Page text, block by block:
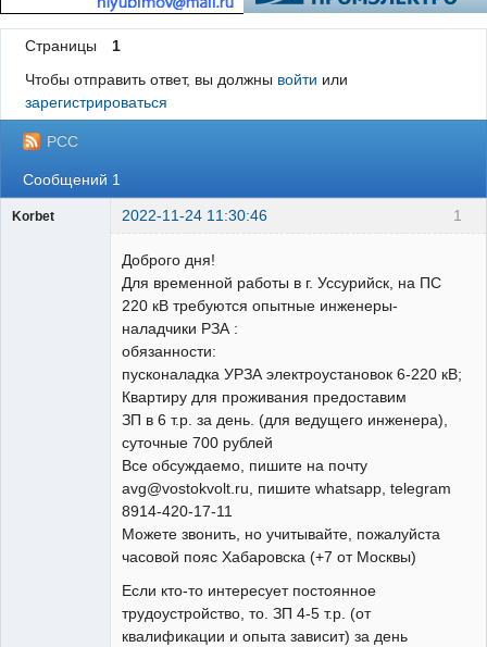
Страницы
1
Чтобы отправить ответ, вы должны войти или
зарегистрироваться
РСС
Сообщений 1
1
Korbet 2022-11-24 11:30:46
Доброго дня!
Для временной работы в г. Уссурийск, на ПС
220 кВ требуются опытные инженеры-
наладчики РЗА :
обязанности:
пусконаладка УРЗА электроустановок 6-220 кВ;
Квартиру для проживания предоставим
ЗП в 6 т.р. за день. (для ведущего инженера),
суточные 700 рублей
Все обсуждаемо, пишите на почту
avg@vostokvolt.ru, пишите whatsapp, telegram
8914-420-17-11
Можете звонить, но учитывайте, пожалуйста
часовой пояс Хабаровска (+7 от Москвы)
Если кто-то интересует постоянное
трудоустройство, то. ЗП 4-5 т.р. (от
квалификации и опыта зависит) за день